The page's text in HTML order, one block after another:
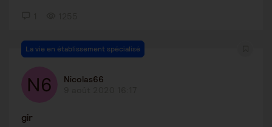
La vie en établissement spécialisé
Nicolas66
gir